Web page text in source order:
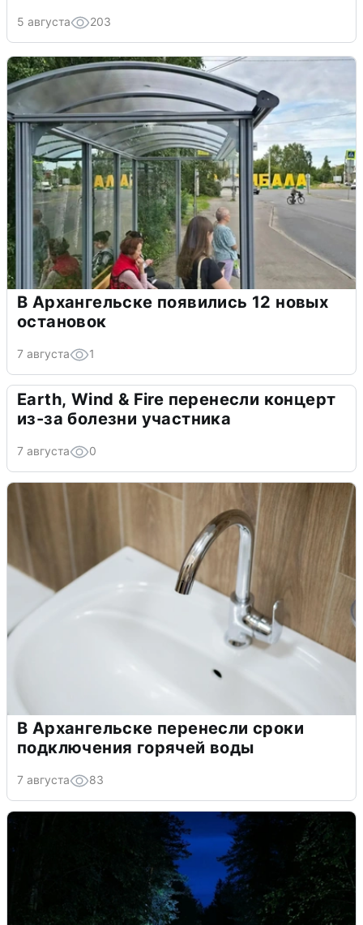
5 августа 203
В Архангельске появились 12 новых
остановок
7 августа 1
Earth, Wind & Fire перенесли концерт
из-за болезни участника
7 августа 0
В Архангельске перенесли сроки
подключения горячей воды
7 августа 83